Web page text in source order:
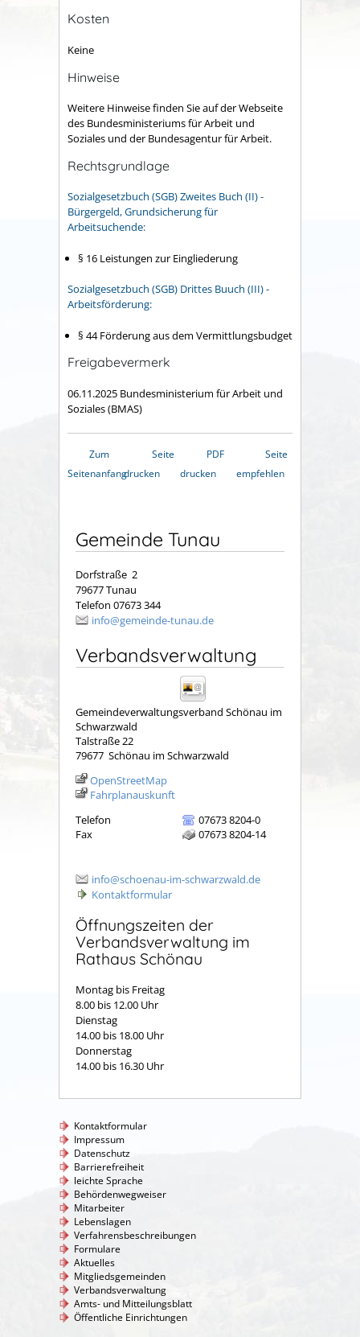
Kosten
Keine
Hinweise
Weitere Hinweise finden Sie auf der Webseite
des Bundesministeriums für Arbeit und
Soziales und der Bundesagentur für Arbeit.
Rechtsgrundlage
Sozialgesetzbuch (SGB) Zweites Buch (II) -
Bürgergeld, Grundsicherung für
Arbeitsuchende:
§ 16 Leistungen zur Eingliederung
Sozialgesetzbuch (SGB) Drittes Buuch (III) -
Arbeitsförderung:
§ 44 Förderung aus dem Vermittlungsbudget
Freigabevermerk
06.11.2025 Bundesministerium für Arbeit und
Soziales (BMAS)
Zum
Seitenanfang
Seite
drucken
PDF
drucken
Seite
empfehlen
Gemeinde Tunau
Dorfstraße 2
79677 Tunau
Telefon 07673 344
info@gemeinde-tunau.de
Verbandsverwaltung
Gemeindeverwaltungsverband Schönau im
Schwarzwald
Talstraße 22
79677 Schönau im Schwarzwald
OpenStreetMap
Fahrplanauskunft
Telefon
07673 8204-0
Fax
07673 8204-14
info@schoenau-im-schwarzwald.de
Kontaktformular
Öffnungszeiten der
Verbandsverwaltung im
Rathaus Schönau
Montag bis Freitag
8.00 bis 12.00 Uhr
Dienstag
14.00 bis 18.00 Uhr
Donnerstag
14.00 bis 16.30 Uhr
Kontaktformular
Impressum
Datenschutz
Barrierefreiheit
leichte Sprache
Behördenwegweiser
Mitarbeiter
Lebenslagen
Verfahrensbeschreibungen
Formulare
Aktuelles
Mitgliedsgemeinden
Verbandsverwaltung
Amts- und Mitteilungsblatt
Öffentliche Einrichtungen